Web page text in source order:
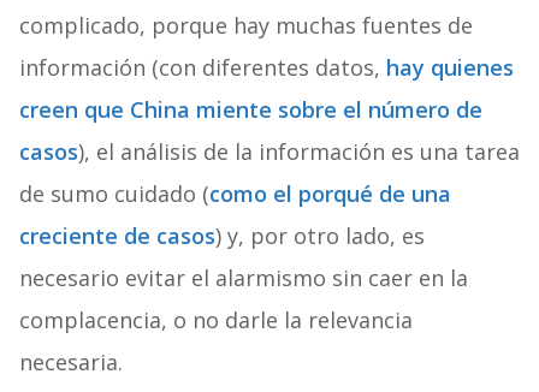
complicado, porque hay muchas fuentes de
información (con diferentes datos, hay quienes
creen que China miente sobre el número de
casos), el análisis de la información es una tarea
de sumo cuidado (como el porqué de una
creciente de casos) y, por otro lado, es
necesario evitar el alarmismo sin caer en la
complacencia, o no darle la relevancia
necesaria.